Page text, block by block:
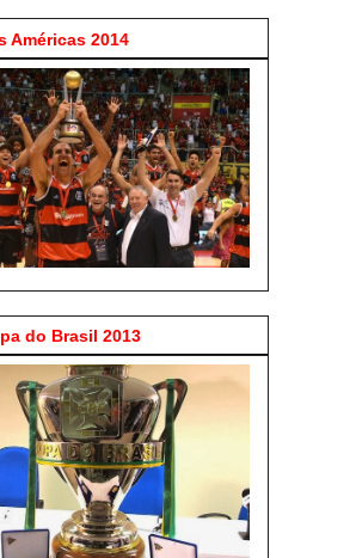
Américas 2014
do Brasil 2013